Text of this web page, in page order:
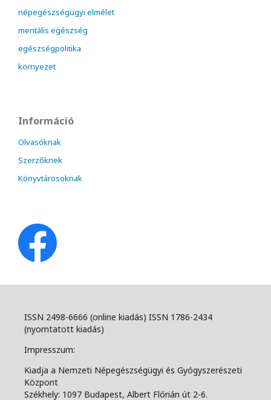
népegészségügyi elmélet
mentális egészség
egészségpolitika
környezet
Információ
Olvasóknak
Szerzőknek
Könyvtárosoknak
ISSN 2498-6666 (online kiadás) ISSN 1786-2434
(nyomtatott kiadás)
Impresszum:
Kiadja a Nemzeti Népegészségügyi és Gyógyszerészeti
Központ
Székhely: 1097 Budapest, Albert Flórián út 2-6.